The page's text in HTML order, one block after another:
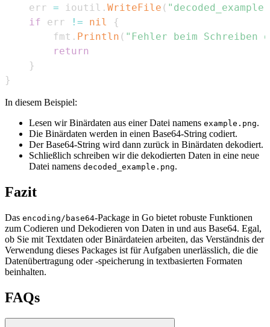
    err
= ioutil . WriteFile (
if err != nil
{
        fmt
. Println ( "Fehler beim Schreiben
return
}
}
In diesem Beispiel:
Lesen wir Binärdaten aus einer Datei namens example.png.
Die Binärdaten werden in einen Base64-String codiert.
Der Base64-String wird dann zurück in Binärdaten dekodiert.
Schließlich schreiben wir die dekodierten Daten in eine neue
Datei namens decoded_example.png.
Fazit
Das encoding/base64-Package in Go bietet robuste Funktionen
zum Codieren und Dekodieren von Daten in und aus Base64. Egal,
ob Sie mit Textdaten oder Binärdateien arbeiten, das Verständnis der
Verwendung dieses Packages ist für Aufgaben unerlässlich, die die
Datenübertragung oder -speicherung in textbasierten Formaten
beinhalten.
FAQs